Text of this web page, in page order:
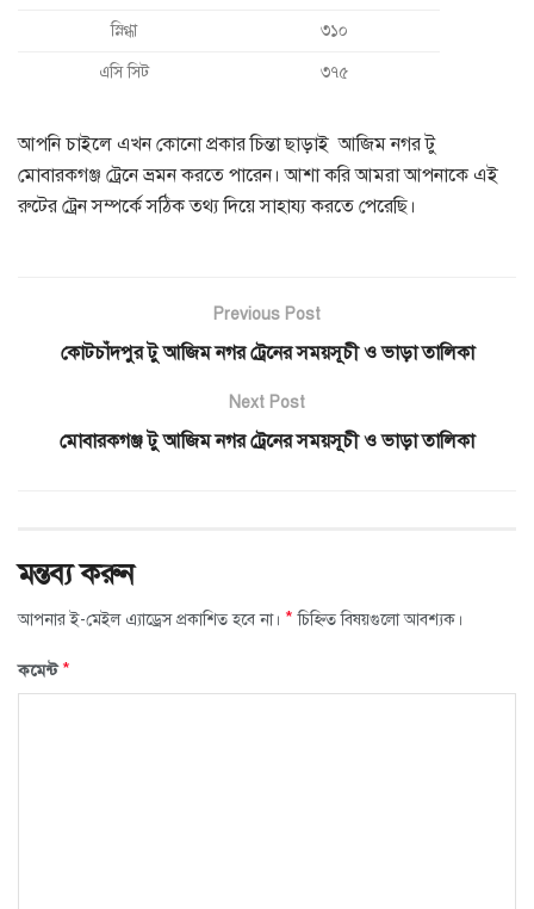
স্নিগ্ধা ৩১০
এসি সিট ৩৭৫
আপনি চাইলে এখন কোনো প্রকার চিন্তা ছাড়াই আজিম নগর টু
মোবারকগঞ্জ ট্রেনে ভ্রমন করতে পারেন। আশা করি আমরা আপনাকে এই
রুটের ট্রেন সম্পর্কে সঠিক তথ্য দিয়ে সাহায্য করতে পেরেছি।
Previous Post
কোটচাঁদপুর টু আজিম নগর ট্রেনের সময়সূচী ও ভাড়া তালিকা
Next Post
মোবারকগঞ্জ টু আজিম নগর ট্রেনের সময়সূচী ও ভাড়া তালিকা
মন্তব্য করুন
আপনার ই-মেইল এ্যাড্রেস প্রকাশিত হবে না। * চিহ্নিত বিষয়গুলো আবশ্যক।
কমেন্ট*